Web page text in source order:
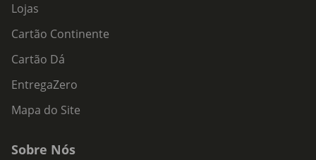
Lojas
Cartão Continente
Cartão Dá
EntregaZero
Mapa do Site
Sobre Nós